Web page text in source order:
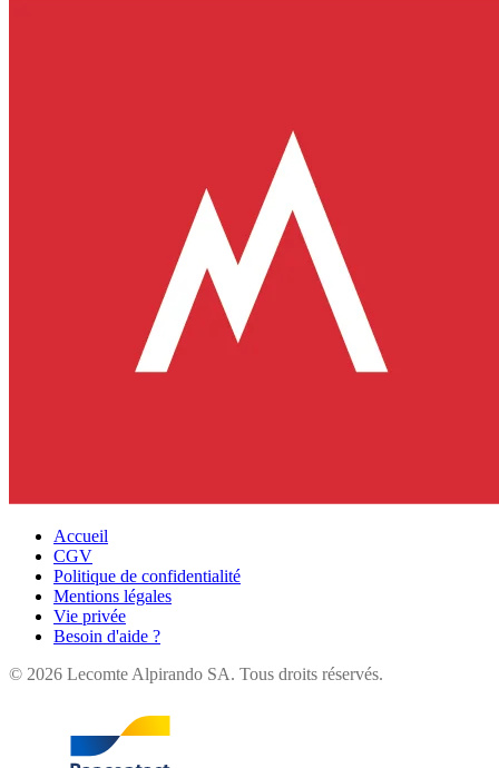
Accueil
CGV
Politique de confidentialité
Mentions légales
Vie privée
Besoin d'aide ?
© 2026 Lecomte Alpirando SA. Tous droits réservés.